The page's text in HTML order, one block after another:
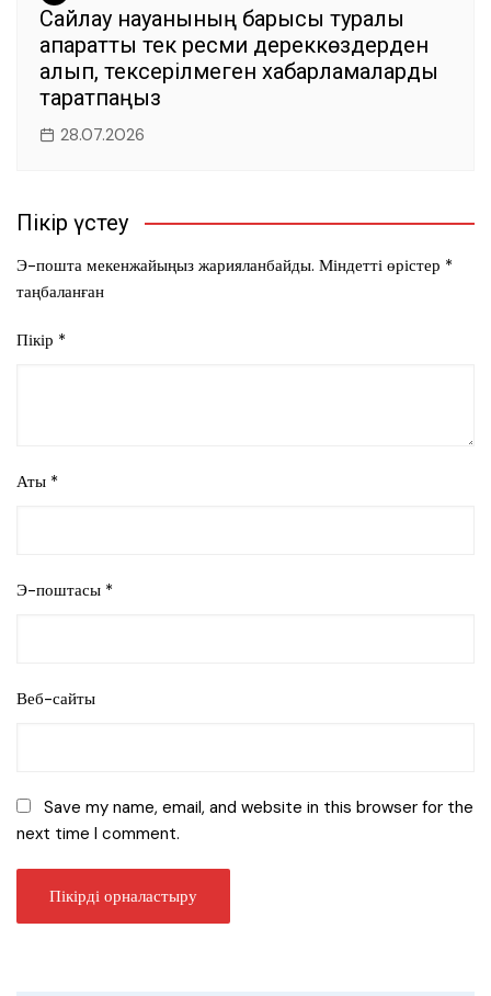
Сайлау науқанының барысы туралы
ақпаратты тек ресми дереккөздерден
алып, тексерілмеген хабарламаларды
таратпаңыз
28.07.2026
Пікір үстеу
Э-пошта мекенжайыңыз жарияланбайды. Міндетті өрістер *
таңбаланған
Пікір *
Аты *
Э-поштасы *
Веб-сайты
Save my name, email, and website in this browser for the
next time I comment.